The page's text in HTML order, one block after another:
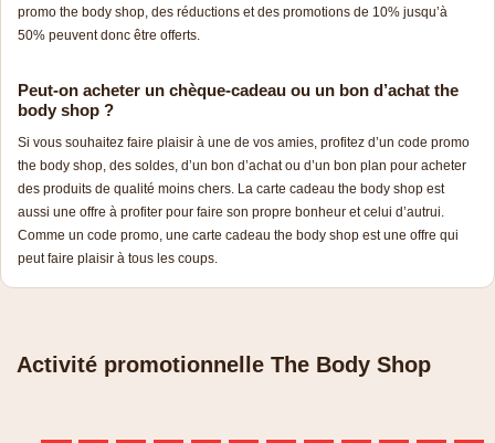
promo the body shop, des réductions et des promotions de 10% jusqu’à
50% peuvent donc être offerts.
Peut-on acheter un chèque-cadeau ou un bon d’achat the
body shop ?
Si vous souhaitez faire plaisir à une de vos amies, profitez d’un code promo
the body shop, des soldes, d’un bon d’achat ou d’un bon plan pour acheter
des produits de qualité moins chers. La carte cadeau the body shop est
aussi une offre à profiter pour faire son propre bonheur et celui d’autrui.
Comme un code promo, une carte cadeau the body shop est une offre qui
peut faire plaisir à tous les coups.
Activité promotionnelle The Body Shop